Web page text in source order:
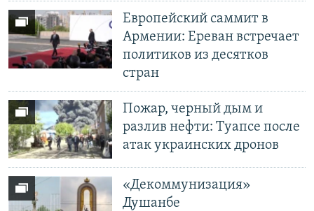
Европейский саммит в
Армении: Ереван встречает
политиков из десятков
стран
Пожар, черный дым и
разлив нефти: Туапсе после
атак украинских дронов
«Декоммунизация»
Душанбе